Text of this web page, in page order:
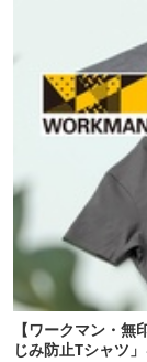
【ワークマン・
じみ防止Tシャツ